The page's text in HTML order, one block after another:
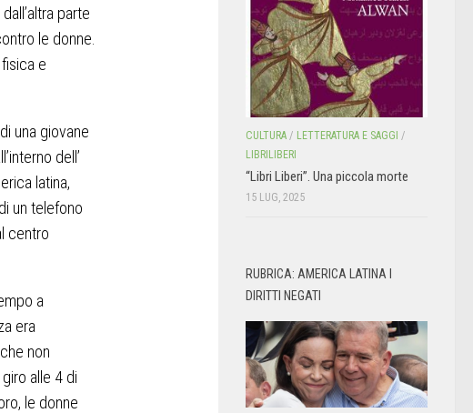
parte
le donne.
e
una giovane
dell’
latina,
un telefono
centro
a
era
non
alle 4 di
le donne
CULTURA / LETTERATURA E SAGGI /
LIBRILIBERI
“Libri Liberi”. Una piccola morte
15 LUG, 2025
RUBRICA: AMERICA LATINA I
DIRITTI NEGATI